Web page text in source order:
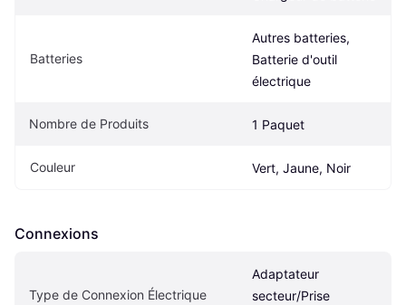
Batteries
Autres batteries,
Batterie d'outil
électrique
Nombre de Produits 1 Paquet
Couleur Vert, Jaune, Noir
Connexions
Type de Connexion Électrique
Adaptateur
secteur/Prise